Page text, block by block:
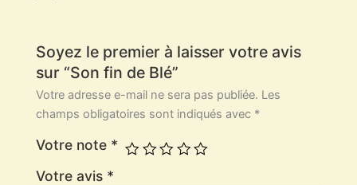
Soyez le premier à laisser votre avis
sur “Son fin de Blé”
Votre adresse e-mail ne sera pas publiée. Les
champs obligatoires sont indiqués avec *
Votre note *
Votre avis *